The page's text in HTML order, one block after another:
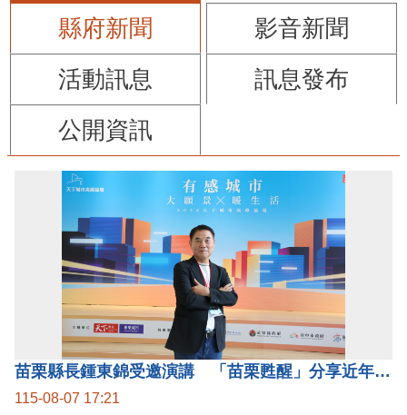
縣府新聞
影音新聞
活動訊息
訊息發布
公開資訊
苗栗縣長鍾東錦受邀演講 「苗栗甦醒」分享近年轉變
115-08-07 17:21